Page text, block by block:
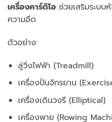
เครื่องคาร์ดิโอ ช่วยเสริมระบบ
ความอึด
ตัวอย่าง:
ลู่วิ่งไฟฟ้า (Treadmill)
เครื่องปั่นจักรยาน
เครื่องเดินวงรี (Elliptical)
เครื่องพาย (Rowing